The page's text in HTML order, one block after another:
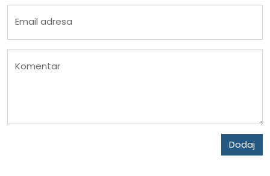
Email adresa
Komentar
Dodaj